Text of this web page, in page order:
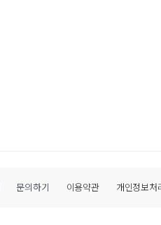
문의하기 이용약관 개인정보처